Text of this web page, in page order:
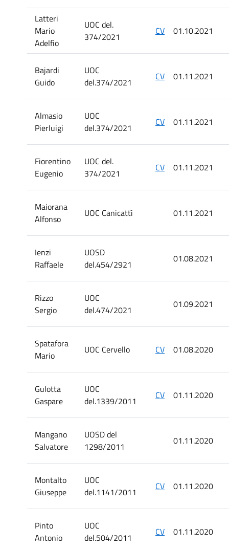
Latteri
Mario
Adelfio
UOC del.
374/2021
CV 01.10.2021
Bajardi
Guido
UOC
del.374/2021
CV 01.11.2021
Almasio
Pierluigi
UOC
del.374/2021
CV 01.11.2021
Fiorentino
Eugenio
UOC del.
374/2021
CV 01.11.2021
Maiorana
Alfonso
UOC Canicattì 01.11.2021
Ienzi
Raffaele
UOSD
del.454/2921
01.08.2021
Rizzo
Sergio
UOC
del.474/2021
01.09.2021
Spatafora
Mario
UOC Cervello CV 01.08.2020
Gulotta
Gaspare
UOC
del.1339/2011
CV 01.11.2020
Mangano
Salvatore
UOSD del
1298/2011
01.11.2020
Montalto
Giuseppe
UOC
del.1141/2011
CV 01.11.2020
Pinto
Antonio
UOC
del.504/2011
CV 01.11.2020